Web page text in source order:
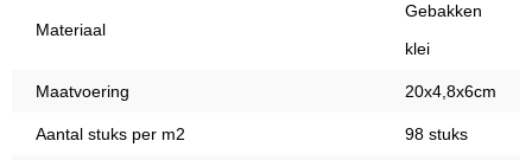
Materiaal
Gebakken
klei
Maatvoering 20x4,8x6cm
Aantal stuks per m2 98 stuks